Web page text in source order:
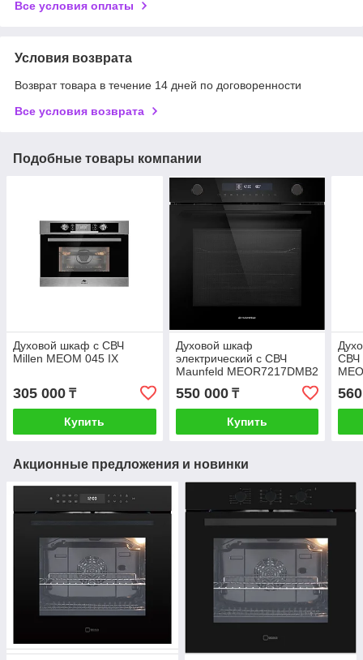
Все условия оплаты
Условия возврата
Возврат товара в течение 14 дней по договоренности
Все условия возврата
Подобные товары компании
Духовой шкаф с СВЧ
Millen MEOM 045 IX
305 000 ₸
Купить
Духовой шкаф
электрический с СВЧ
Maunfeld MEOR7217DMB2
550 000₸
Купить
СВЧ
Акционные предложения и новинки